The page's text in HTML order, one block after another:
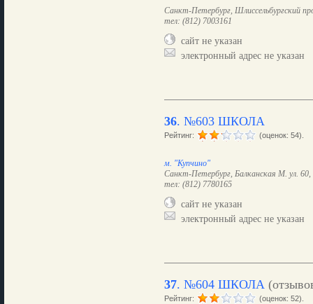
Санкт-Петербург, Шлиссельбургский
тел: (812) 7003161
сайт не указан
электронный адрес не указан
36. №603 ШКОЛА
Рейтинг: (оценок: 54).
м. "Купчино"
Санкт-Петербург, Балканская М. ул. 60,
тел: (812) 7780165
сайт не указан
электронный адрес не указан
37. №604 ШКОЛА
Рейтинг: (оценок: 52).